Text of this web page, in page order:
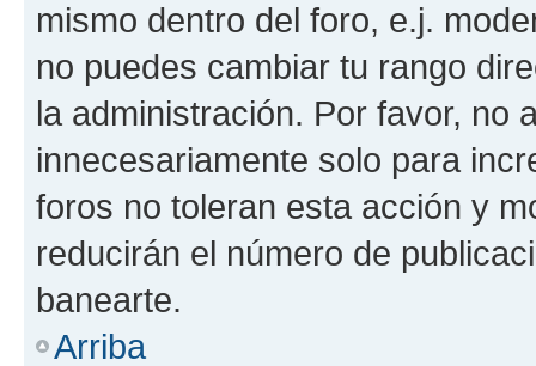
mismo dentro del foro, e.j.
no puedes cambiar tu rango
la administración. Por favor, no
innecesariamente solo para
foros no toleran esta acción y
reducirán el número de
banearte.
Arriba